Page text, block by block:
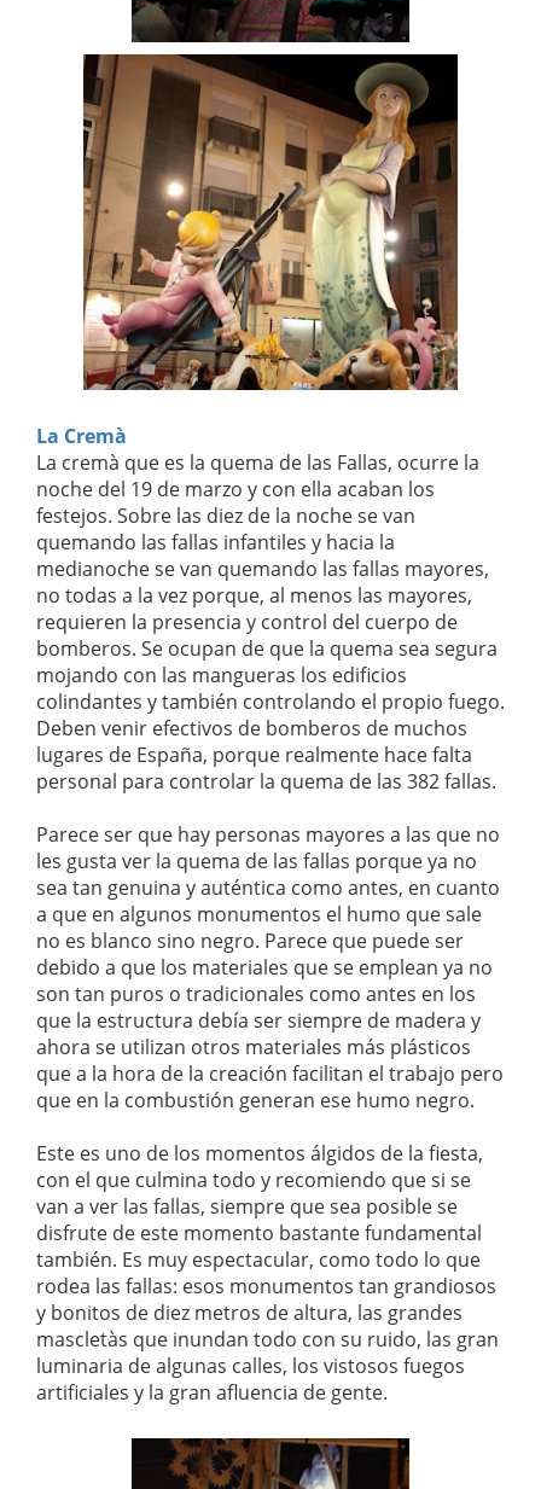
La Cremà
La cremà que es la quema de las Fallas, ocurre la
noche del 19 de marzo y con ella acaban los
festejos. Sobre las diez de la noche se van
quemando las fallas infantiles y hacia la
medianoche se van quemando las fallas mayores,
no todas a la vez porque, al menos las mayores,
requieren la presencia y control del cuerpo de
bomberos. Se ocupan de que la quema sea segura
mojando con las mangueras los edificios
colindantes y también controlando el propio fuego.
Deben venir efectivos de bomberos de muchos
lugares de España, porque realmente hace falta
personal para controlar la quema de las 382 fallas.
Parece ser que hay personas mayores a las que no
les gusta ver la quema de las fallas porque ya no
sea tan genuina y auténtica como antes, en cuanto
a que en algunos monumentos el humo que sale
no es blanco sino negro. Parece que puede ser
debido a que los materiales que se emplean ya no
son tan puros o tradicionales como antes en los
que la estructura debía ser siempre de madera y
ahora se utilizan otros materiales más plásticos
que a la hora de la creación facilitan el trabajo pero
que en la combustión generan ese humo negro.
Este es uno de los momentos álgidos de la fiesta,
con el que culmina todo y recomiendo que si se
van a ver las fallas, siempre que sea posible se
disfrute de este momento bastante fundamental
también. Es muy espectacular, como todo lo que
rodea las fallas: esos monumentos tan grandiosos
y bonitos de diez metros de altura, las grandes
mascletàs que inundan todo con su ruido, las gran
luminaria de algunas calles, los vistosos fuegos
artificiales y la gran afluencia de gente.